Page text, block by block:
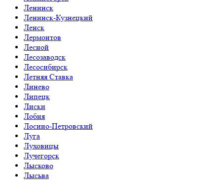
Ленинск
Ленинск-Кузнецкий
Ленск
Лермонтов
Лесной
Лесозаводск
Лесосибирск
Летняя Ставка
Линево
Липецк
Лиски
Лобня
Лосино-Петровский
Луга
Луховицы
Лучегорск
Лысково
Лысьва